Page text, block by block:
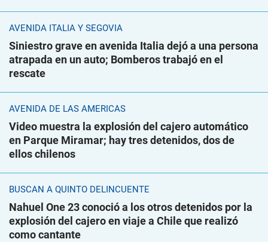
AVENIDA ITALIA Y SEGOVIA
Siniestro grave en avenida Italia dejó a una persona
atrapada en un auto; Bomberos trabajó en el
rescate
AVENIDA DE LAS AMÉRICAS
Video muestra la explosión del cajero automático
en Parque Miramar; hay tres detenidos, dos de
ellos chilenos
BUSCAN A QUINTO DELINCUENTE
Nahuel One 23 conoció a los otros detenidos por la
explosión del cajero en viaje a Chile que realizó
como cantante